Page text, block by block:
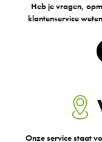
Heb je vragen,
klantenservice
Onze service staat